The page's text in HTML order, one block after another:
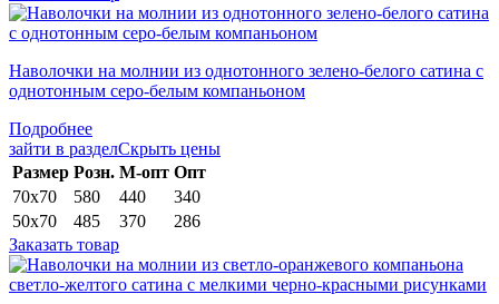
Наволочки на молнии из однотонного зелено-белого сатина с
однотонным серо-белым компаньоном
Подробнее
зайти в разделСкрыть цены
Раз­мер Розн. М-опт Опт
70х70
580 440
340
50х70
485 370
286
Заказать товар